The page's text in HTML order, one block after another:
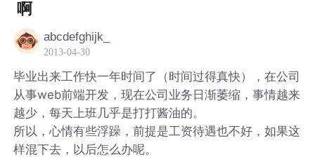
啊
abcdefghijk_
2013-04-30
毕业出来工作快一年时间了（时间过得真快），在公司
从事web前端开发，现在公司业务日渐萎缩，事情越来
越少，每天上班几乎是打打酱油的。
所以，心情有些浮躁，前提是工资待遇也不好，如果这
样混下去，以后怎么办呢。